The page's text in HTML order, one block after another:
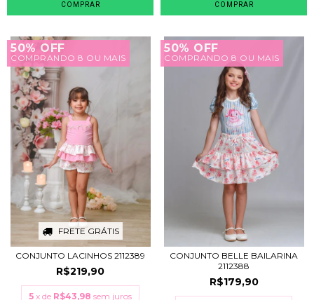
COMPRAR COMPRAR
50% OFF
COMPRANDO 8 OU MAIS
FRETE GRÁTIS
CONJUNTO LACINHOS 2112389
R$219,90
5 x de R$43,98 sem juros
50% OFF
COMPRANDO 8 OU MAIS
CONJUNTO BELLE BAILARINA
2112388
R$179,90